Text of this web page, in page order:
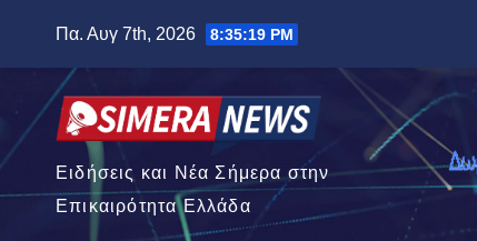
περιεχόμενο
Πα. Αυγ 7th, 2026 8:35:20 PM
Ειδήσεις και Νέα Σήμερα στην
Επικαιρότητα Ελλάδα